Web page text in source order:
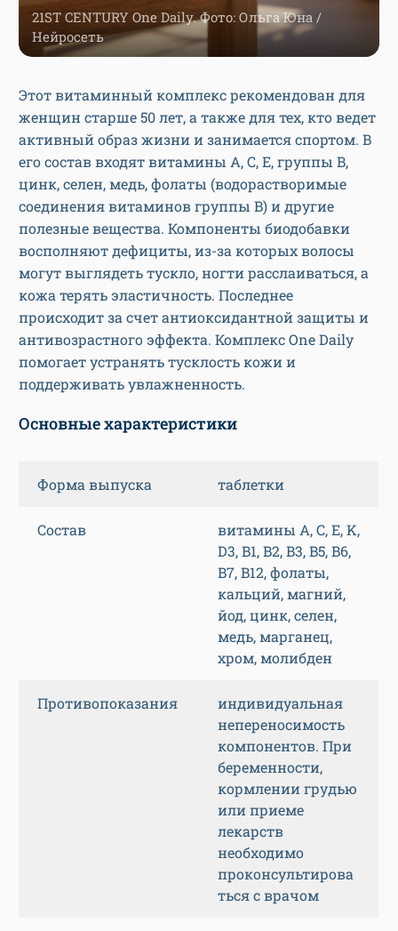
21ST CENTURY One Daily. Фото: Ольга Юна /
Нейросеть
Этот витаминный комплекс рекомендован для
женщин старше 50 лет, а также для тех, кто ведет
активный образ жизни и занимается спортом. В
его состав входят витамины A, C, E, группы B,
цинк, селен, медь, фолаты (водорастворимые
соединения витаминов группы B) и другие
полезные вещества. Компоненты биодобавки
восполняют дефициты, из-за которых волосы
могут выглядеть тускло, ногти расслаиваться, а
кожа терять эластичность. Последнее
происходит за счет антиоксидантной защиты и
антивозрастного эффекта. Комплекс One Daily
помогает устранять тусклость кожи и
поддерживать увлажненность.
Основные характеристики
Форма выпуска таблетки
Состав
витамины A, C, E, K,
D3, B1, B2, B3, B5, B6,
B7, B12, фолаты,
кальций, магний,
йод, цинк, селен,
медь, марганец,
хром, молибден
Противопоказания
индивидуальная
непереносимость
компонентов. При
беременности,
кормлении грудью
или приеме
лекарств
необходимо
проконсультирова
ться с врачом